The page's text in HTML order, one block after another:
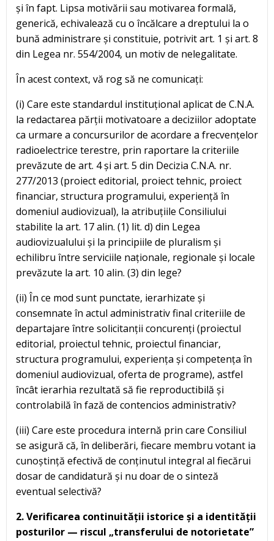
și în fapt. Lipsa motivării sau motivarea formală,
generică, echivalează cu o încălcare a dreptului la o
bună administrare și constituie, potrivit art. 1 și art. 8
din Legea nr. 554/2004, un motiv de nelegalitate.
În acest context, vă rog să ne comunicați:
(i) Care este standardul instituțional aplicat de C.N.A.
la redactarea părții motivatoare a deciziilor adoptate
ca urmare a concursurilor de acordare a frecvențelor
radioelectrice terestre, prin raportare la criteriile
prevăzute de art. 4 și art. 5 din Decizia C.N.A. nr.
277/2013 (proiect editorial, proiect tehnic, proiect
financiar, structura programului, experiență în
domeniul audiovizual), la atribuțiile Consiliului
stabilite la art. 17 alin. (1) lit. d) din Legea
audiovizualului și la principiile de pluralism și
echilibru între serviciile naționale, regionale și locale
prevăzute la art. 10 alin. (3) din lege?
(ii) În ce mod sunt punctate, ierarhizate și
consemnate în actul administrativ final criteriile de
departajare între solicitanții concurenți (proiectul
editorial, proiectul tehnic, proiectul financiar,
structura programului, experiența și competența în
domeniul audiovizual, oferta de programe), astfel
încât ierarhia rezultată să fie reproductibilă și
controlabilă în fază de contencios administrativ?
(iii) Care este procedura internă prin care Consiliul
se asigură că, în deliberări, fiecare membru votant ia
cunoștință efectivă de conținutul integral al fiecărui
dosar de candidatură și nu doar de o sinteză
eventual selectivă?
2. Verificarea continuității istorice și a identității
posturilor — riscul „transferului de notorietate”